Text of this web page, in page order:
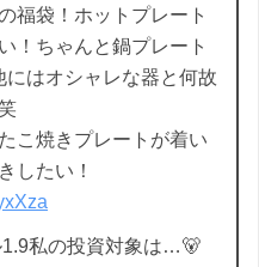
福袋！ホットプレート
！ちゃんと鍋プレート
はオシャレな器と何故
こ焼きプレートが着い
したい！
私の投資対象は…🐻